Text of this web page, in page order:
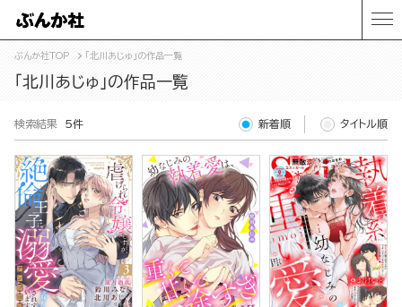
ぶんか社TOP 「北川あじゅ」の作品一覧
「北川あじゅ」の作品一覧
検索結果 5件 新着順 タイトル順